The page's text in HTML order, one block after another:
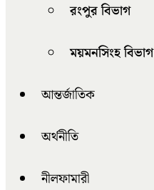
রংপুর বিভাগ
ময়মনসিংহ বিভাগ
আন্তর্জাতিক
অর্থনীতি
নীলফামারী